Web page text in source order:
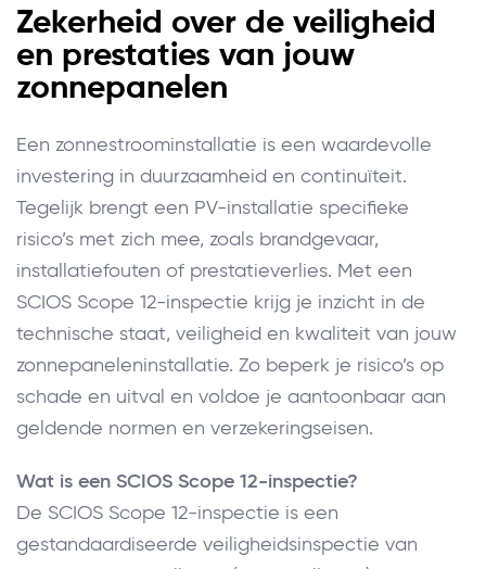
Zekerheid over de veiligheid
en prestaties van jouw
zonnepanelen
Een zonnestroominstallatie is een waardevolle
investering in duurzaamheid en continuïteit.
Tegelijk brengt een PV-installatie specifieke
risico’s met zich mee, zoals brandgevaar,
installatiefouten of prestatieverlies. Met een
SCIOS Scope 12-inspectie krijg je inzicht in de
technische staat, veiligheid en kwaliteit van jouw
zonnepaneleninstallatie. Zo beperk je risico’s op
schade en uitval en voldoe je aantoonbaar aan
geldende normen en verzekeringseisen.
Wat is een SCIOS Scope 12-inspectie?
De SCIOS Scope 12-inspectie is een
gestandaardiseerde veiligheidsinspectie van